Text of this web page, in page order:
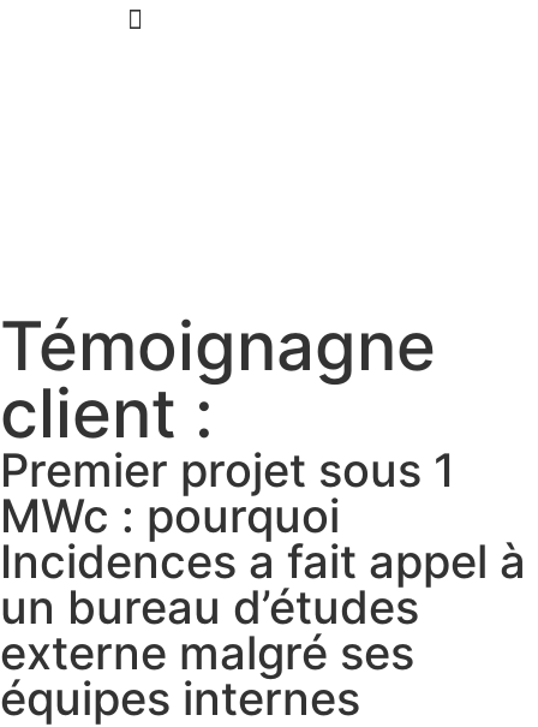
Témoignagne
client :
Premier projet sous 1
MWc : pourquoi
Incidences a fait appel à
un bureau d’études
externe malgré ses
équipes internes